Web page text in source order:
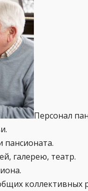
Персонал
пансионата.
галерею, театр.
коллективных